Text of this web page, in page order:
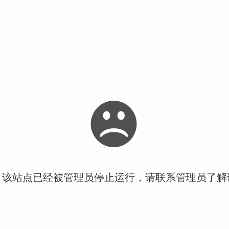
站点已经被管理员停止运行，请联系管理员了